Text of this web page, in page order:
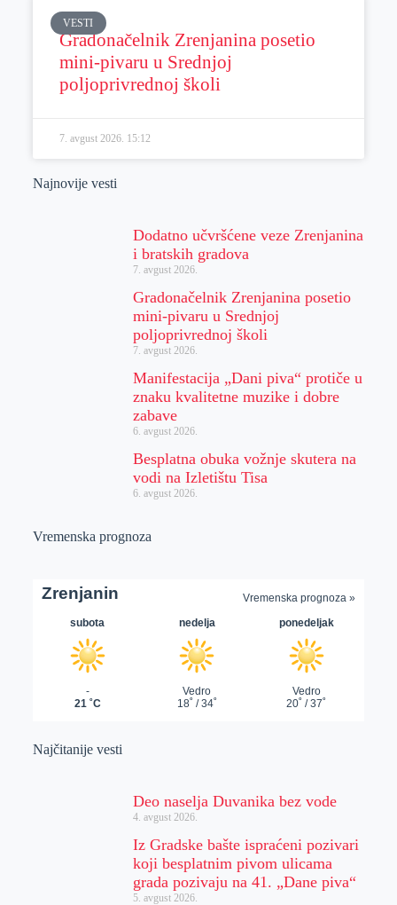
VESTI
Gradonačelnik Zrenjanina posetio
mini-pivaru u Srednjoj
poljoprivrednoj školi
7. avgust 2026. 15:12
Najnovije vesti
Dodatno učvršćene veze Zrenjanina
i bratskih gradova
7. avgust 2026.
Gradonačelnik Zrenjanina posetio
mini-pivaru u Srednjoj
poljoprivrednoj školi
7. avgust 2026.
Manifestacija „Dani piva“ protiče u
znaku kvalitetne muzike i dobre
zabave
6. avgust 2026.
Besplatna obuka vožnje skutera na
vodi na Izletištu Tisa
6. avgust 2026.
Vremenska prognoza
Najčitanije vesti
Deo naselja Duvanika bez vode
4. avgust 2026.
Iz Gradske bašte ispraćeni pozivari
koji besplatnim pivom ulicama
grada pozivaju na 41. „Dane piva“
5. avgust 2026.